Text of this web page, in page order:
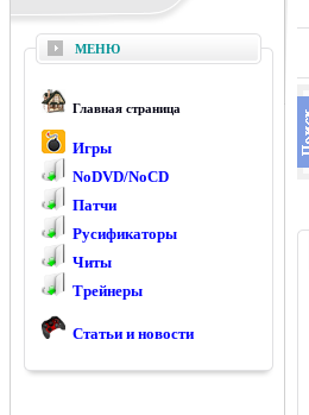
МЕНЮ
Главная страница
Игры
NoDVD/NoCD
Патчи
Русификаторы
Читы
Трейнеры
Статьи и новости